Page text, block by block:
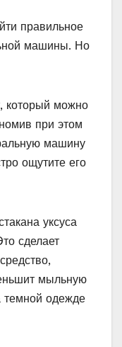
правильное
машины. Но
который можно
при этом
машину
ощутите его
уксуса
сделает
мыльную
темной одежде